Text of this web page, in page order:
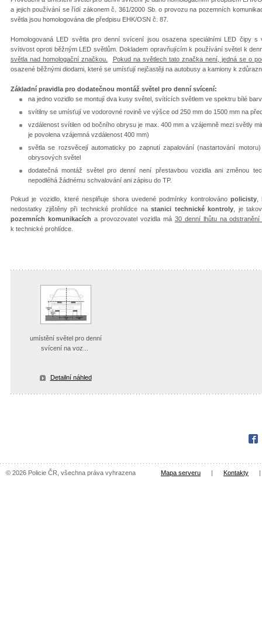
a jejich používání se řídí zákonem č. 361/2000 Sb. o provozu na pozemních
světla jsou homologována dle předpisu EHK/OSN č. 87.
Homologovaná LED světla pro denní svícení jsou osazena speciálními LED čipy
svítivost oproti běžným LED světlům. Dokladem opravňujícím k používání světel k
světla nad homologační značkou.
Pokud na světlech tato značka není, jedná se o
osazené běžnými diodami, které se umísťují nejčastěji na autobusy a kamiony k
Základní pravidla pro dodatečnou montáž světel pro denní svícení:
na jedno vozidlo se montují dva kusy světel, svítících světlem ve spektru bílé
svítilny se umísťují ve vodorovné rovině ve výšce od 250 mm do 1500 mm na
vzdálenost svítilen od bočního obrysu je max. 400 mm a vzájemně mezi světly
je povolena vzájemná vzdálenost 400 mm)
světla se rozsvěcejí automaticky po zapnutí zapalování (nastartování
obrysových světel
dodatečná montáž světel pro denní není přestavbou vozidla ani změnou
nepodléhá žádnému schvalování ani zápisu do TP.
Pokud je vozidlo, které nesplňuje shora uvedené podmínky kontrolováno policisty,
nedostatky zjištěny při technické prohlídce na stanici technické kontroly , je
pozemních komunikacích a provozovatel vozidla má 30 denní lhůtu na
k technické prohlídce.
umístění světel pro denní
svícení na voz...
Detailní náhled
© 2026 Policie ČR, všechna práva vyhrazena Mapa serveru Kontakty